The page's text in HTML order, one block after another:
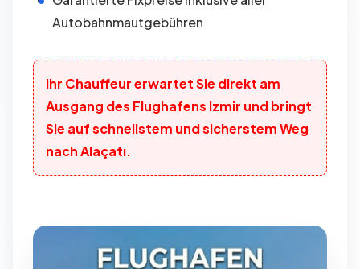
Autobahnmautgebühren
Ihr Chauffeur erwartet Sie direkt am
Ausgang des Flughafens Izmir und bringt
Sie auf schnellstem und sicherstem Weg
nach Alaçatı.